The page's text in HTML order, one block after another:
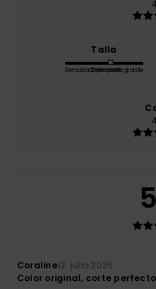
Talla
Demasiado pequeño
Demasiado grande
5
Coraline12. julio 2026
Color original, corte perfecto